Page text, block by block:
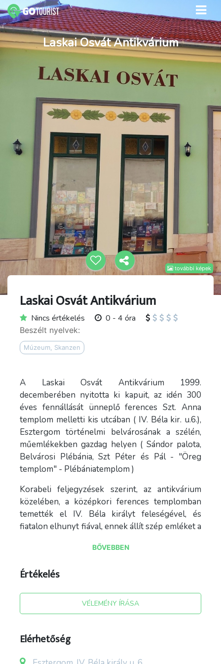
további képek
Laskai Osvát Antikvárium
Laskai Osvát Antikvárium
Nincs értékelés 0 - 4 óra
Beszélt nyelvek:
Múzeum, Skanzen
A Laskai Osvát Antikvárium 1999.
decemberében nyitotta ki kapuit, az idén 300
éves fennállását ünneplő ferences Szt. Anna
templom melletti kis utcában ( IV. Béla kir. u.6.),
Esztergom történelmi belvárosának a szélén,
műemlékekben gazdag helyen ( Sándor palota,
Belvárosi Plébánia, Szt Péter és Pál - "Öreg
templom" - Plébániatemplom )
Korabeli feljegyzések szerint, az antikvárium
közelében, a középkori ferences templomban
temették el IV. Béla királyt feleségével, és
fiatalon elhunyt fiával, ennek állít szép emléket a
felvidéki szobrászművész gyönyörű
Jókai Mór utcák kereszteződésében.
Aki megáll az emlékmű előtt és hátatfordítva a
Dunának benéz a IV. Béla kir. u-ba, az utca jobb
időben szélesre tárt kapuval ), virágokkal
díszített zöld-szürke-bézs színű épületünket.
BŐVEBBEN
Értékelés
VÉLEMÉNY ÍRÁSA
Elérhetőség